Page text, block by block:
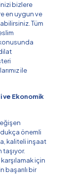
bizlere
en uygun ve
Tüm
ile
ve Ekonomik
önemli
kaliteli inşaat
için
başarılı bir